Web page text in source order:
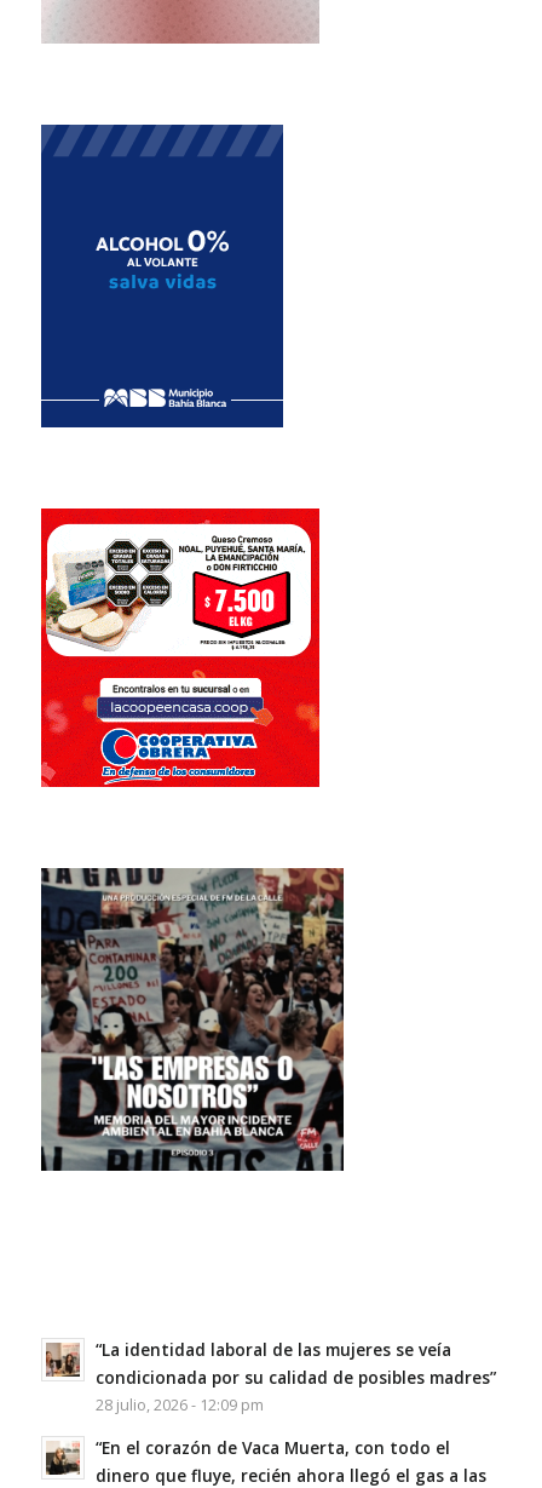
“La identidad laboral de las mujeres se veía
condicionada por su calidad de posibles madres”
28 julio, 2026 - 12:09 pm
“En el corazón de Vaca Muerta, con todo el
dinero que fluye, recién ahora llegó el gas a las